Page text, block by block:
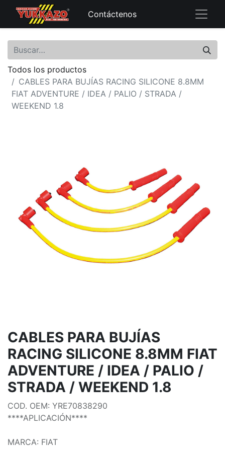
Contáctenos
Todos los productos
CABLES PARA BUJÍAS RACING SILICONE 8.8MM
FIAT ADVENTURE / IDEA / PALIO / STRADA /
WEEKEND 1.8
CABLES PARA BUJÍAS
RACING SILICONE 8.8MM FIAT
ADVENTURE / IDEA / PALIO /
STRADA / WEEKEND 1.8
COD. OEM: YRE70838290
****APLICACIÓN****
MARCA: FIAT